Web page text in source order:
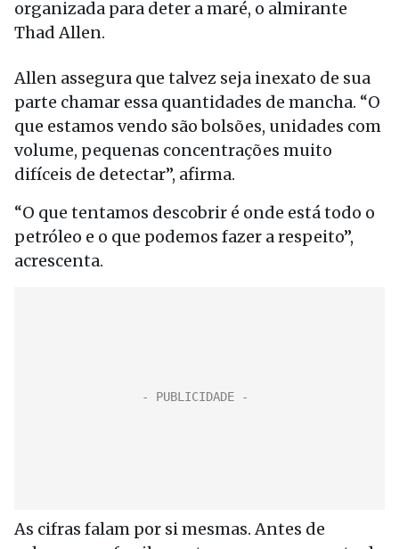
organizada para deter a maré, o almirante
Thad Allen.
Allen assegura que talvez seja inexato de sua
parte chamar essa quantidades de mancha. “O
que estamos vendo são bolsões, unidades com
volume, pequenas concentrações muito
difíceis de detectar”, afirma.
“O que tentamos descobrir é onde está todo o
petróleo e o que podemos fazer a respeito”,
acrescenta.
As cifras falam por si mesmas. Antes de